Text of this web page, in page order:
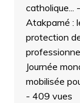
catholique...
Atakpamé :
protection
Journée
mobilisée
- 409 vues